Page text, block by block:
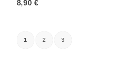
8,90 €
1 2 3